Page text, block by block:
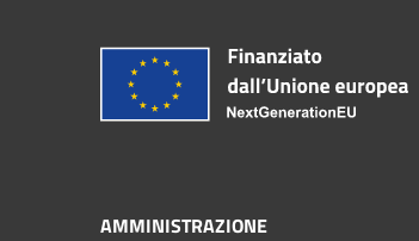
AMMINISTRAZIONE